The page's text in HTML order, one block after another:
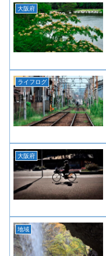
大阪府
ライフログ
大阪府
地域